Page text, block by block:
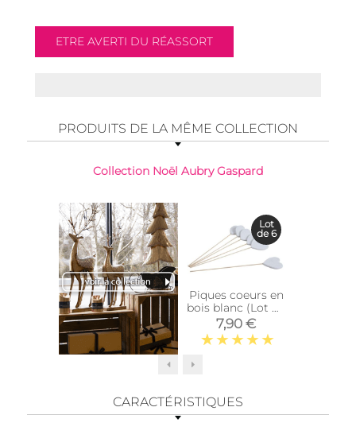
PRODUITS DE LA MÊME COLLECTION
Collection Noël Aubry Gaspard
Piques coeurs en
bois blanc (Lot de
6)
7,90 €
Lot
de 6
CARACTÉRISTIQUES